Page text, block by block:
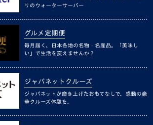
りのウォーターサーバー
グルメ定期便
毎月届く、日本各地の名物・名産品。「美味し
い」で生活を変えませんか？
ジャパネットクルーズ
ジャパネットが磨き上げたおもてなしで、感動の豪
華クルーズ体験を。